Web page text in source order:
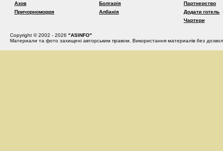
Азов
Причорноморря
Болгарія
Албанія
Партнерство
Додати готель
Чартери
Copyright © 2002 - 2026 "ASINFO"
Материали та фото захищені авторським правом. Використання материалів без